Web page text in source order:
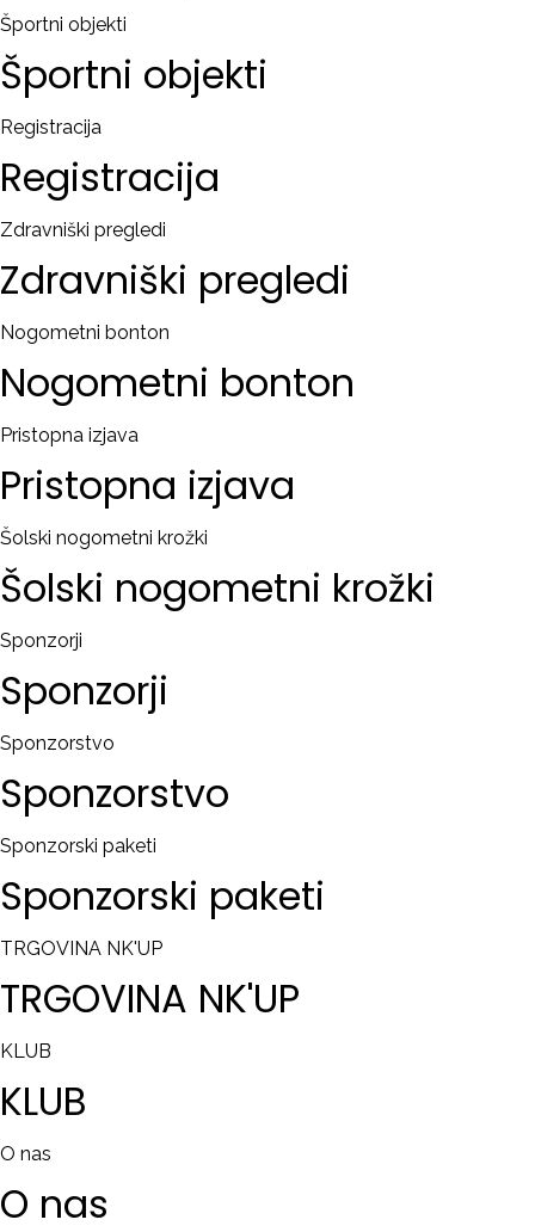
Športni objekti
Športni objekti
Registracija
Registracija
Zdravniški pregledi
Zdravniški pregledi
Nogometni bonton
Nogometni bonton
Pristopna izjava
Pristopna izjava
Šolski nogometni krožki
Šolski nogometni krožki
Sponzorji
Sponzorji
Sponzorstvo
Sponzorstvo
Sponzorski paketi
Sponzorski paketi
TRGOVINA NK'UP
TRGOVINA NK'UP
KLUB
KLUB
O nas
O nas